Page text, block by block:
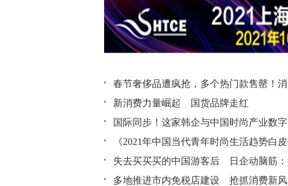
春节奢侈品遭疯抢，多个热门款售罄！
不争的事实是，
新消费力量崛起 国货品牌走红
国潮已成为时下流行的文化趋势，更成为市场竞争的
花式新品引爆市场。
国际同步！这家韩企与中国时尚产业数
此次战略签约将促进三
《2021年中国当代青年时尚生活趋势白
中国年轻人群需求强劲，是中国的未来。相
失去买买买的中国游客后 日企动脑筋
一位日企观察人士介绍，日本观光市场迟迟不打开，
多地推进市内免税店建设 抢抓消费新风